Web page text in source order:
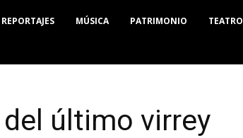
REPORTAJES MÚSICA PATRIMONIO TEATRO
último virrey